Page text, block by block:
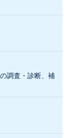
調査・診断、補